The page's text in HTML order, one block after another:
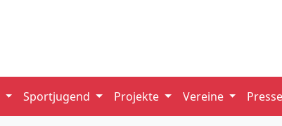
Sportjugend Projekte Vereine Presse